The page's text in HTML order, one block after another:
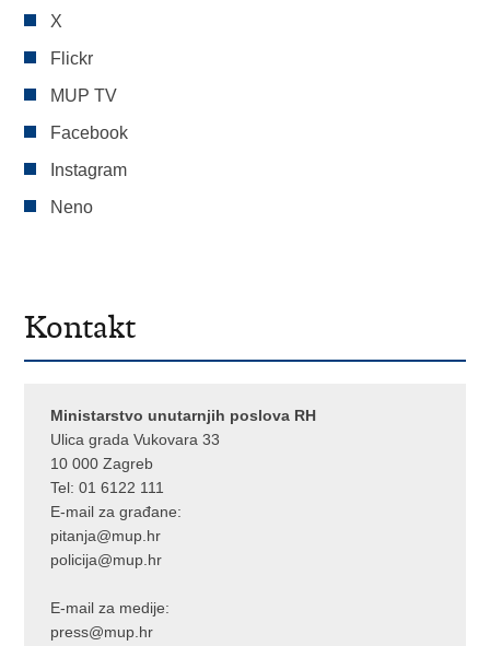
X
Flickr
MUP TV
Facebook
Instagram
Neno
Kontakt
Ministarstvo unutarnjih poslova RH
Ulica grada Vukovara 33
10 000 Zagreb
Tel:01 6122 111
E-mail za građane:
pitanja@mup.hr
policija@mup.hr
E-mail za medije:
press@mup.hr